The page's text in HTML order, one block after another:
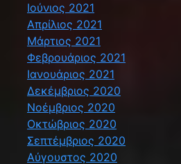
Ιούνιος 2021
Απρίλιος 2021
Μάρτιος 2021
Φεβρουάριος 2021
Ιανουάριος 2021
Δεκέμβριος 2020
Νοέμβριος 2020
Οκτώβριος 2020
Σεπτέμβριος 2020
Αύγουστος 2020